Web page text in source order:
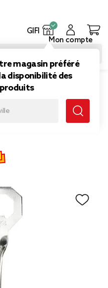
GIFI
magasin préféré
disponibilité des
produits
Mon compte
7,49 € à 2,25 €